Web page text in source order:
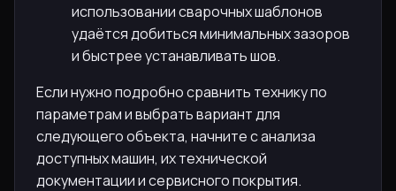
использовании сварочных шаблонов
удаётся добиться минимальных зазоров
и быстрее устанавливать шов.
Если нужно подробно сравнить технику по
параметрам и выбрать вариант для
следующего объекта, начните с анализа
доступных машин, их технической
документации и сервисного покрытия.